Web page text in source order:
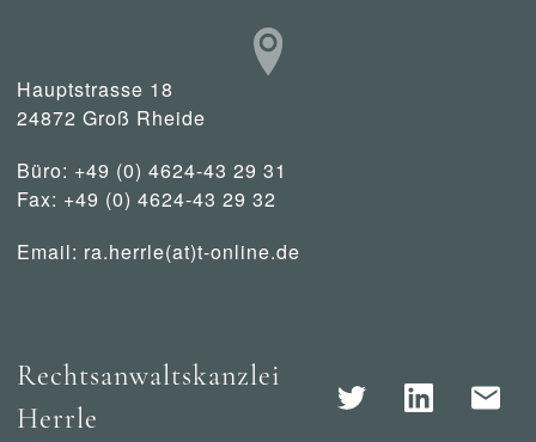
Hauptstrasse 18
24872 Groß Rheide
Büro: +49 (0) 4624-43 29 31
Fax: +49 (0) 4624-43 29 32
Email: ra.herrle(at)t-online.de
Rechtsanwaltskanzlei
Herrle